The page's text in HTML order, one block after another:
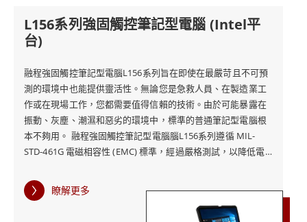
L156系列強固觸控筆記型電腦 (Intel平
台)
融程強固觸控筆記型電腦L156系列旨在即使在最嚴苛且不可預
測的環境中也能提供靈活性。無論您是急救人員、在製造業工
作或在現場工作，您都需要值得信賴的技術。由於可能暴露在
振動、灰塵、潮濕和惡劣的環境中，標準的普通筆記型電腦根
本不夠用。 融程強固觸控筆記型電腦腦L156系列遵循 MIL-
STD-461G 電磁相容性 (EMC) 標準，經過嚴格測試，以降低電
可靠性是不容妥協的。 融程強固觸控筆記型電腦L156系列還提
供可選配顯示卡，從 Intel 到 NVIDIA。融程的產品採用NVIDIA
T1000和A2000等強大的GPU，以其在驅動尖端筆記型電腦工作
瞭解更多